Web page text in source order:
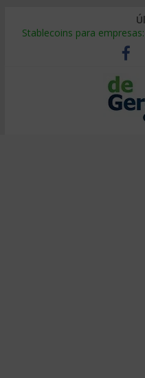
Stablecoins para
Despido silencioso: qué es
IA en selección de
Trabajo forzoso en la
Mercado hispano de EE.